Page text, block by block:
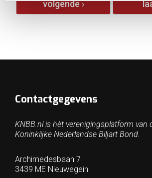
volgende ›
Contactgegevens
KNBB.nl is hèt verenigingsplatform van
Koninklijke Nederlandse Biljart Bond.
Archimedesbaan 7
3439 ME Nieuwegein